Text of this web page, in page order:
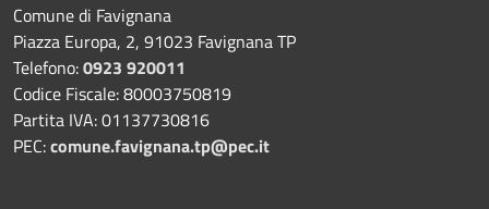
Comune di Favignana
Piazza Europa, 2, 91023 Favignana TP
Telefono:0923 920011
Codice Fiscale: 80003750819
Partita IVA: 01137730816
PEC:comune.favignana.tp@pec.it